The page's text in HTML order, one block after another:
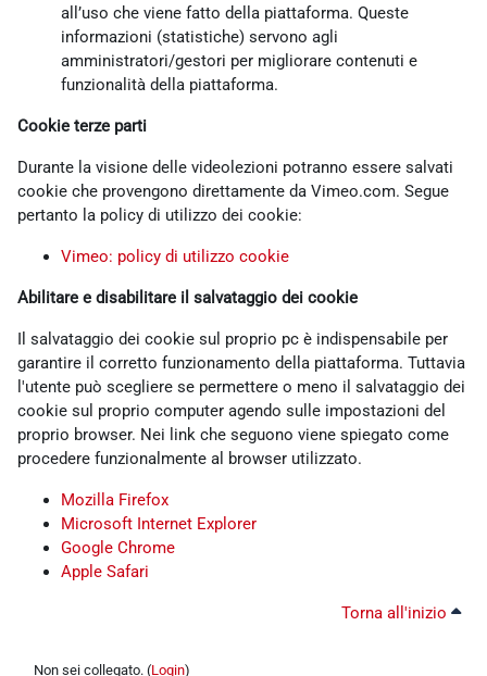
all’uso che viene fatto della piattaforma. Queste
informazioni (statistiche) servono agli
amministratori/gestori per migliorare contenuti e
funzionalità della piattaforma.
Cookie terze parti
Durante la visione delle videolezioni potranno essere salvati
cookie che provengono direttamente da Vimeo.com. Segue
pertanto la policy di utilizzo dei cookie:
Vimeo: policy di utilizzo cookie
Abilitare e disabilitare il salvataggio dei cookie
Il salvataggio dei cookie sul proprio pc è indispensabile per
garantire il corretto funzionamento della piattaforma. Tuttavia
l'utente può scegliere se permettere o meno il salvataggio dei
cookie sul proprio computer agendo sulle impostazioni del
proprio browser. Nei link che seguono viene spiegato come
procedere funzionalmente al browser utilizzato.
Mozilla Firefox
Microsoft Internet Explorer
Google Chrome
Apple Safari
Torna all'inizio
Non sei collegato. (Login)